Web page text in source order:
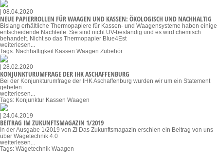
| 08.04.2020
NEUE PAPIERROLLEN FÜR WAAGEN UND KASSEN: ÖKOLOGISCH UND NACHHALTIG
Bislang erhältliche Thermopapiere für Kassen- und Waagensysteme haben einige
entscheidende Nachteile: Sie sind nicht UV-beständig und es wird chemisch
behandelt. Nicht so das Thermopapier Blue4Est
weiterlesen...
Tags: Nachhaltigkeit Kassen Waagen Zubehör
| 28.02.2020
KONJUNKTURUMFRAGE DER IHK ASCHAFFENBURG
Bei der Konjunkturumfrage der IHK Aschaffenburg wurden wir um ein Statement
gebeten.
weiterlesen...
Tags: Konjunktur Kassen Waagen
| 24.04.2019
BEITRAG IM ZUKUNFTSMAGAZIN 1/2019
In der Ausgabe 1/2019 von Z! Das Zukunftsmagazin erschien ein Beitrag von uns
über Wägetechnik 4.0
weiterlesen...
Tags: Wägetechnik Waagen